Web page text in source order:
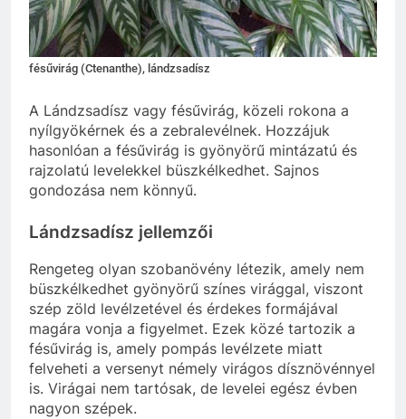
fésűvirág (Ctenanthe), lándzsadísz
A Lándzsadísz vagy fésűvirág, közeli rokona a
nyílgyökérnek és a zebralevélnek. Hozzájuk
hasonlóan a fésűvirág is gyönyörű mintázatú és
rajzolatú levelekkel büszkélkedhet. Sajnos
gondozása nem könnyű.
Lándzsadísz jellemzői
Rengeteg olyan szobanövény létezik, amely nem
büszkélkedhet gyönyörű színes virággal, viszont
szép zöld levélzetével és érdekes formájával
magára vonja a figyelmet. Ezek közé tartozik a
fésűvirág is, amely pompás levélzete miatt
felveheti a versenyt némely virágos dísznövénnyel
is. Virágai nem tartósak, de levelei egész évben
nagyon szépek.